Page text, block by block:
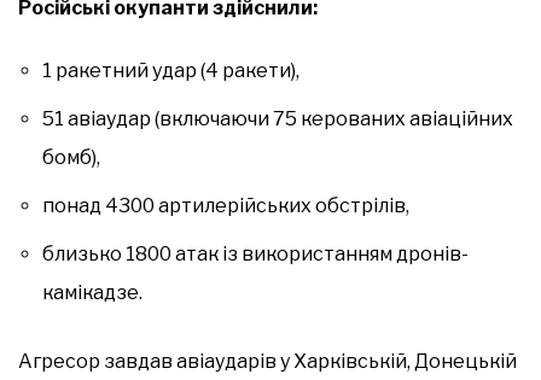
Російські окупанти здійснили:
1 ракетний удар (4 ракети),
51 авіаудар (включаючи 75 керованих авіаційних
бомб),
понад 4300 артилерійських обстрілів,
близько 1800 атак із використанням дронів-
камікадзе.
Агресор завдав авіаударів у Харківській, Донецькій